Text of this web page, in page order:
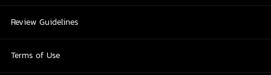
Review Guidelines
Terms of Use